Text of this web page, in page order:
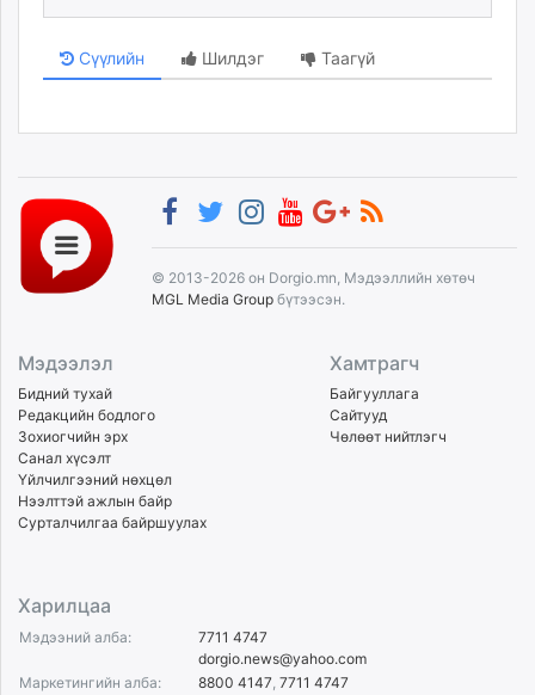
Сүүлийн Шилдэг Таагүй
© 2013-2026 он Dorgio.mn, Мэдээллийн хөтөч
MGL Media Group бүтээсэн.
Мэдээлэл
Бидний тухай
Редакцийн бодлого
Зохиогчийн эрх
Санал хүсэлт
Үйлчилгээний нөхцөл
Нээлттэй ажлын байр
Сурталчилгаа байршуулах
Хамтрагч
Байгууллага
Сайтууд
Чөлөөт нийтлэгч
Харилцаа
Мэдээний алба:
7711 4747
dorgio.news@yahoo.com
Маркетингийн алба:
8800 4147 7711 4747